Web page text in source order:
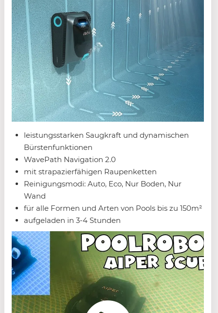
leistungsstarken Saugkraft und dynamischen
Bürstenfunktionen
WavePath Navigation 2.0
mit strapazierfähigen Raupenketten
Reinigungsmodi: Auto, Eco, Nur Boden, Nur
Wand
für alle Formen und Arten von Pools bis zu 150m²
aufgeladen in 3-4 Stunden